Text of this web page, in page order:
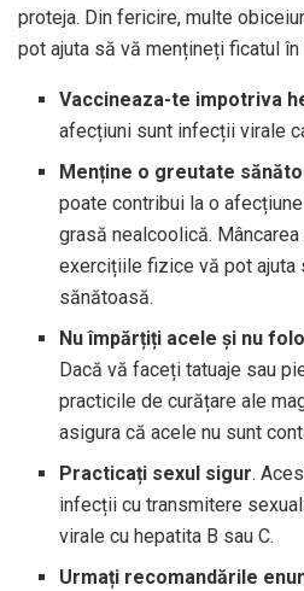
proteja. Din fericire, multe
pot ajuta să vă mențineți ficatul
Vaccineaza-te impotriva
afecțiuni sunt infecții virale
Menține o greutate
poate contribui la o
grasă nealcoolică.
exercițiile fizice vă pot ajuta
sănătoasă.
Nu împărțiți acele și nu
Dacă vă faceți tatuaje sau
practicile de curățare ale
asigura că acele nu sunt
Practicați sexul sigur.
infecții cu transmitere
virale cu hepatita B sau C.
Urmați recomandările